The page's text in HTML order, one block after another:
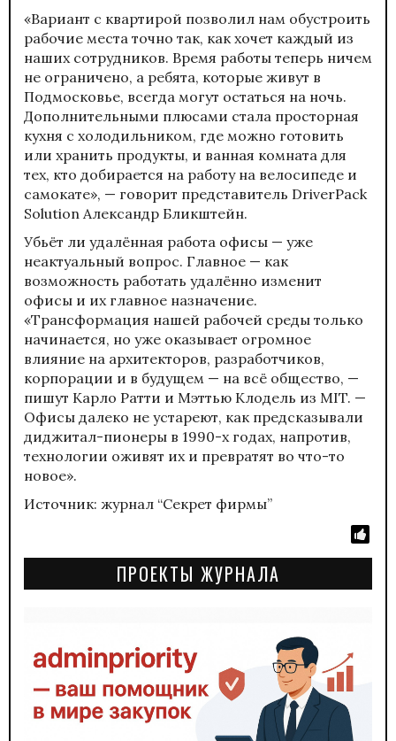
«Вариант с квартирой позволил нам обустроить
рабочие места точно так, как хочет каждый из
наших сотрудников. Время работы теперь ничем
не ограничено, а ребята, которые живут в
Подмосковье, всегда могут остаться на ночь.
Дополнительными плюсами стала просторная
кухня с холодильником, где можно готовить
или хранить продукты, и ванная комната для
тех, кто добирается на работу на велосипеде и
самокате», — говорит представитель DriverPack
Solution Александр Бликштейн.
Убьёт ли удалённая работа офисы — уже
неактуальный вопрос. Главное — как
возможность работать удалённо изменит
офисы и их главное назначение.
«Трансформация нашей рабочей среды только
начинается, но уже оказывает огромное
влияние на архитекторов, разработчиков,
корпорации и в будущем — на всё общество, —
пишут Карло Ратти и Мэттью Клодель из MIT. —
Офисы далеко не устареют, как предсказывали
диджитал-пионеры в 1990-х годах, напротив,
технологии оживят их и превратят во что-то
новое».
Источник: журнал “Секрет фирмы”
ПРОЕКТЫ ЖУРНАЛА